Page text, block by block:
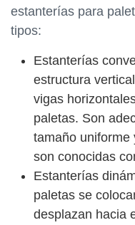
estanterías para
tipos:
Estanterías
estructura
vigas
paletas. Son
tamaño uniforme
son conocidas
Estanterías
paletas se
desplazan hacia